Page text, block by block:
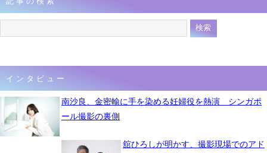
インタビュー
南沙良、金密輸に手を染める妊婦役を熱演 シンガポ
ール撮影の裏側
舘ひろしが明かす、撮影現場でのアド